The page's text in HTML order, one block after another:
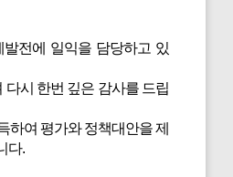
전에 일익을 담당하고 있
시 한번 깊은 감사를 드립
하여 평가와 정책대안을 제
다.